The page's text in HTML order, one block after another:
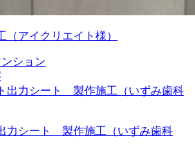
アイクリエイト様）
ション
力シート 製作施工（いずみ歯科